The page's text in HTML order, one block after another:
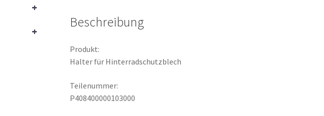
Beschreibung
Produkt:
Halter für Hinterradschutzblech
Teilenummer:
P408400000103000
+
+